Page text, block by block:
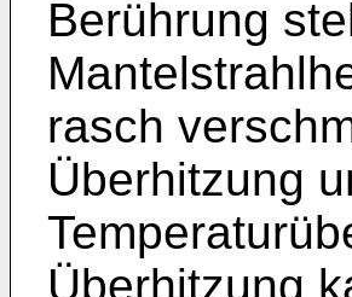
Berührung
rasch
Überhitzung
Überhitzung